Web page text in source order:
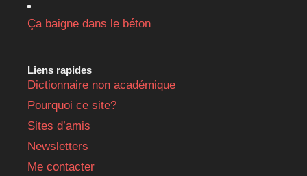
Ça baigne dans le béton
Liens rapides
Dictionnaire non académique
Pourquoi ce site?
Sites d’amis
Newsletters
Me contacter